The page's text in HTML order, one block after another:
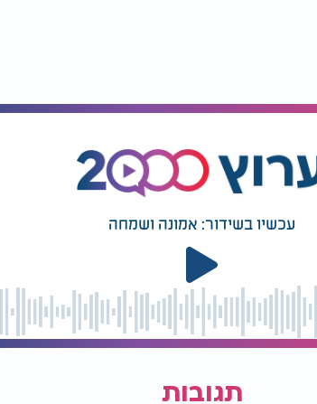
עכשיו בשידור: אמונה ושמחה
תגובות